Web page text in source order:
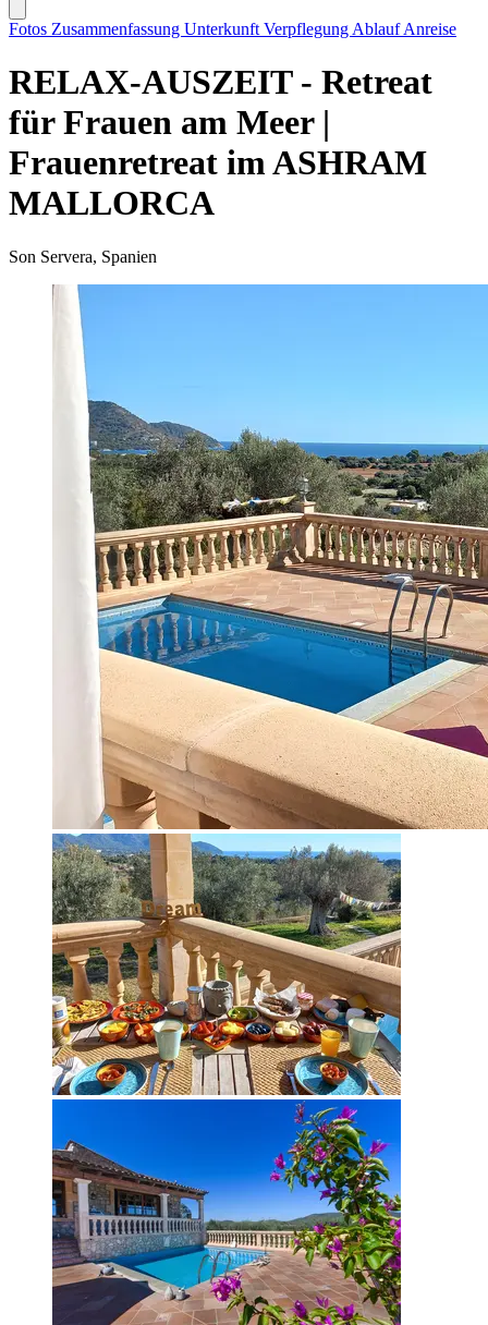
Fotos Zusammenfassung Unterkunft Verpflegung AblaufAnreise
RELAX-AUSZEIT - Retreat
für Frauen am Meer |
Frauenretreat im ASHRAM
MALLORCA
Son Servera, Spanien